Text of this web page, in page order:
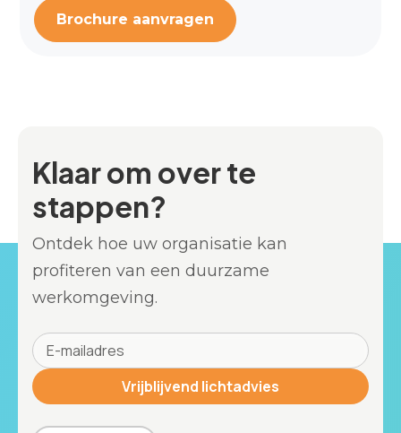
Brochure aanvragen
Klaar om over te
stappen?
Ontdek hoe uw organisatie kan
profiteren van een duurzame
werkomgeving.